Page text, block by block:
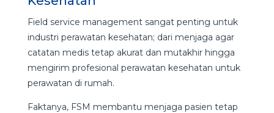
Field service management sangat penting untuk
industri perawatan kesehatan; dari menjaga agar
catatan medis tetap akurat dan mutakhir hingga
mengirim profesional perawatan kesehatan untuk
perawatan di rumah.
Faktanya, FSM membantu menjaga pasien tetap